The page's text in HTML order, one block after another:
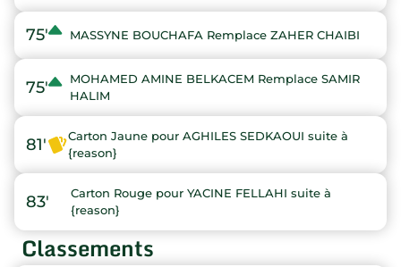
75' MASSYNE BOUCHAFA Remplace ZAHER CHAIBI
75'
MOHAMED AMINE BELKACEM Remplace SAMIR
HALIM
81'
Carton Jaune pour AGHILES SEDKAOUI suite à
{reason}
83'
Carton Rouge pour YACINE FELLAHI suite à
{reason}
Classements